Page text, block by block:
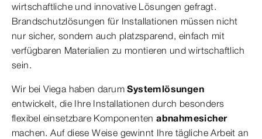
wirtschaftliche und innovative Lösungen gefragt.
Brandschutzlösungen für Installationen müssen nicht
nur sicher, sondern auch platzsparend, einfach mit
verfügbaren Materialien zu montieren und wirtschaftlich
sein.
Wir bei Viega haben darumSystemlösungen
entwickelt, die Ihre Installationen durch besonders
flexibel einsetzbare Komponenten abnahmesicher
machen. Auf diese Weise gewinnt Ihre tägliche Arbeit an